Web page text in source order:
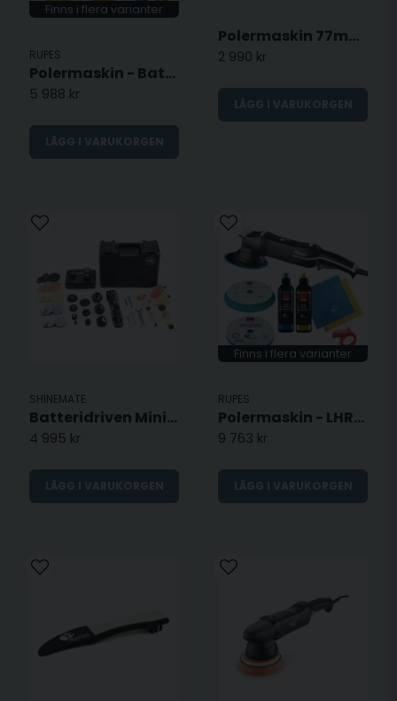
Finns i flera varianter
RUPES
Polermaskin - Batteri HLR15 iBrid 18V
5 988 kr
LÄGG I VARUKORGEN
Polermaskin 77mm - Roterande
2 990 kr
LÄGG I VARUKORGEN
SHINEMATE
Batteridriven Mini Polermaskin EB210 KIT
4 995 kr
LÄGG I VARUKORGEN
Finns i flera varianter
RUPES
Polermaskin - LHR21 Mark V
9 763 kr
LÄGG I VARUKORGEN